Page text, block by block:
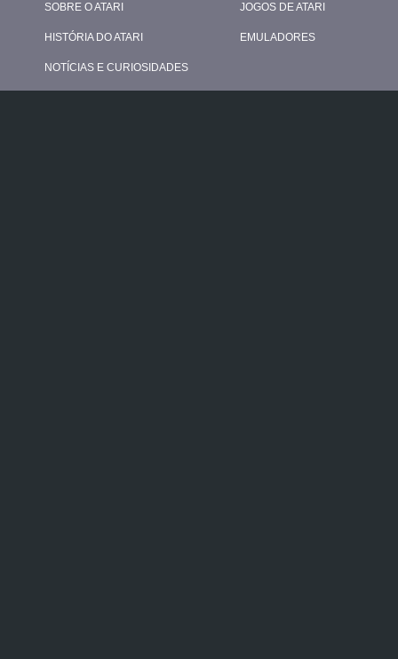
SOBRE O ATARI
HISTÓRIA DO ATARI
NOTÍCIAS E CURIOSIDADES
JOGOS DE ATARI
EMULADORES